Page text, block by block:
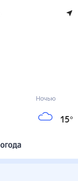
Ночью
15°